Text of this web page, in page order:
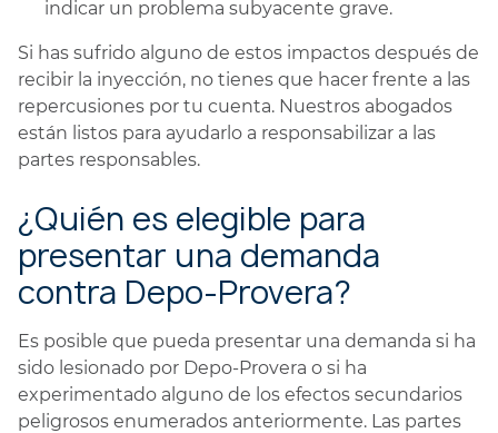
indicar un problema subyacente grave.
Si has sufrido alguno de estos impactos después de
recibir la inyección, no tienes que hacer frente a las
repercusiones por tu cuenta. Nuestros abogados
están listos para ayudarlo a responsabilizar a las
partes responsables.
¿Quién es elegible para
presentar una demanda
contra Depo-Provera?
Es posible que pueda presentar una demanda si ha
sido lesionado por Depo-Provera o si ha
experimentado alguno de los efectos secundarios
peligrosos enumerados anteriormente. Las partes